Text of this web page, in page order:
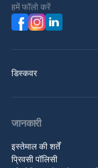
हमें फॉलो करें
डिस्कवर
जानकारी
इस्तेमाल की शर्तें
प्रिवसी पॉलिसी